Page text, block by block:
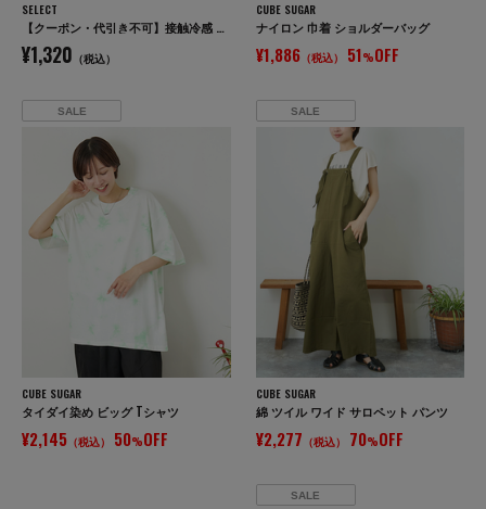
SELECT
【クーポン・代引き不可】接触冷感 ウォッシャブル UVカット 3Dマスク 3枚セット / 送料無料 / 夏用
¥1,320 （税込）
CUBE SUGAR
ナイロン 巾着 ショルダーバッグ
¥1,886（税込） 51%OFF
SALE
CUBE SUGAR
タイダイ染め ビッグ Tシャツ
¥2,145 （税込） 50%OFF
SALE
CUBE SUGAR
綿 ツイル ワイド サロペット パンツ
¥2,277 （税込） 70%OFF
SALE